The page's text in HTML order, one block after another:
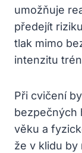
umožňuje
předejít
tlak mimo
intenzitu
Při cvičení
bezpečných
věku a
že v klidu by